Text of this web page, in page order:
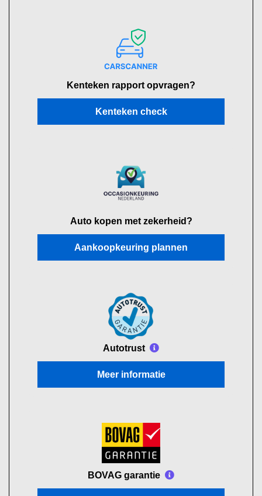
Kenteken rapport opvragen?
Kenteken check
Auto kopen met zekerheid?
Aankoopkeuring plannen
Autotrust
Meer informatie
BOVAG garantie